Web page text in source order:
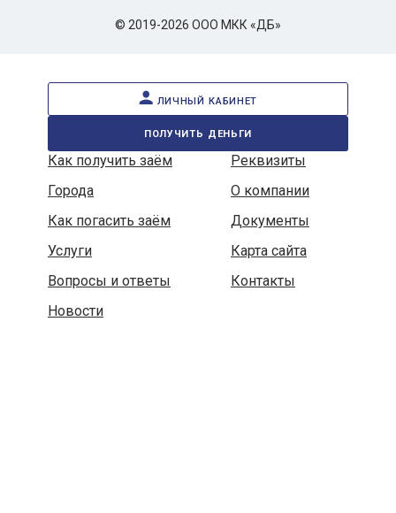
© 2019-2026 ООО МКК «ДБ»
личный кабинет
получить деньги
Как получить заём
Реквизиты
Города
О компании
Как погасить заём
Документы
Услуги
Карта сайта
Вопросы и ответы
Контакты
Новости